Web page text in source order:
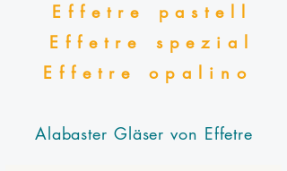
Effetre pastell
Effetre spezial
Effetre opalino
Alabaster Gläser von Effetre